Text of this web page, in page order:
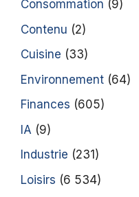
Consommation (9)
Contenu (2)
Cuisine (33)
Environnement (64)
Finances (605)
IA (9)
Industrie (231)
Loisirs (6 534)